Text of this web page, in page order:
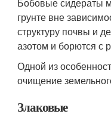
грунте вне
структуру почвы и
азотом и борются с
Одной из
очищение
Злаковые